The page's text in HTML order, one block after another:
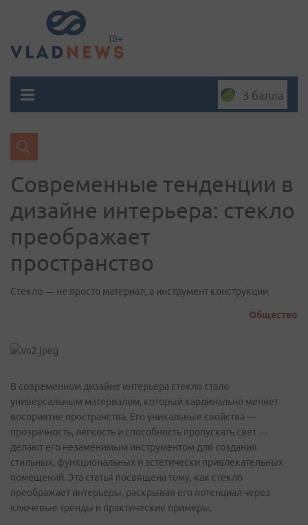
3 балла
Современные тенденции в
дизайне интерьера: стекло
преображает
пространство
Стекло — не просто материал, а инструмент конструкции
Общество
В современном дизайне интерьера стекло стало
универсальным материалом, который кардинально меняет
восприятие пространства. Его уникальные свойства —
прозрачность, легкость и способность пропускать свет —
делают его незаменимым инструментом для создания
стильных, функциональных и эстетически привлекательных
помещений. Эта статья посвящена тому, как стекло
преображает интерьеры, раскрывая его потенциал через
ключевые тренды и практические примеры.